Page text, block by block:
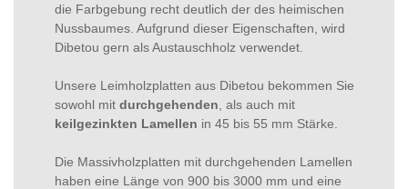
die Farbgebung recht deutlich der des heimischen
Nussbaumes. Aufgrund dieser Eigenschaften, wird
Dibetou gern als Austauschholz verwendet.
Unsere Leimholzplatten aus Dibetou bekommen Sie
sowohl mit durchgehenden , als auch mit
keilgezinkten Lamellen in 45 bis 55 mm Stärke.
Die Massivholzplatten mit durchgehenden Lamellen
haben eine Länge von 900 bis 3000 mm und eine